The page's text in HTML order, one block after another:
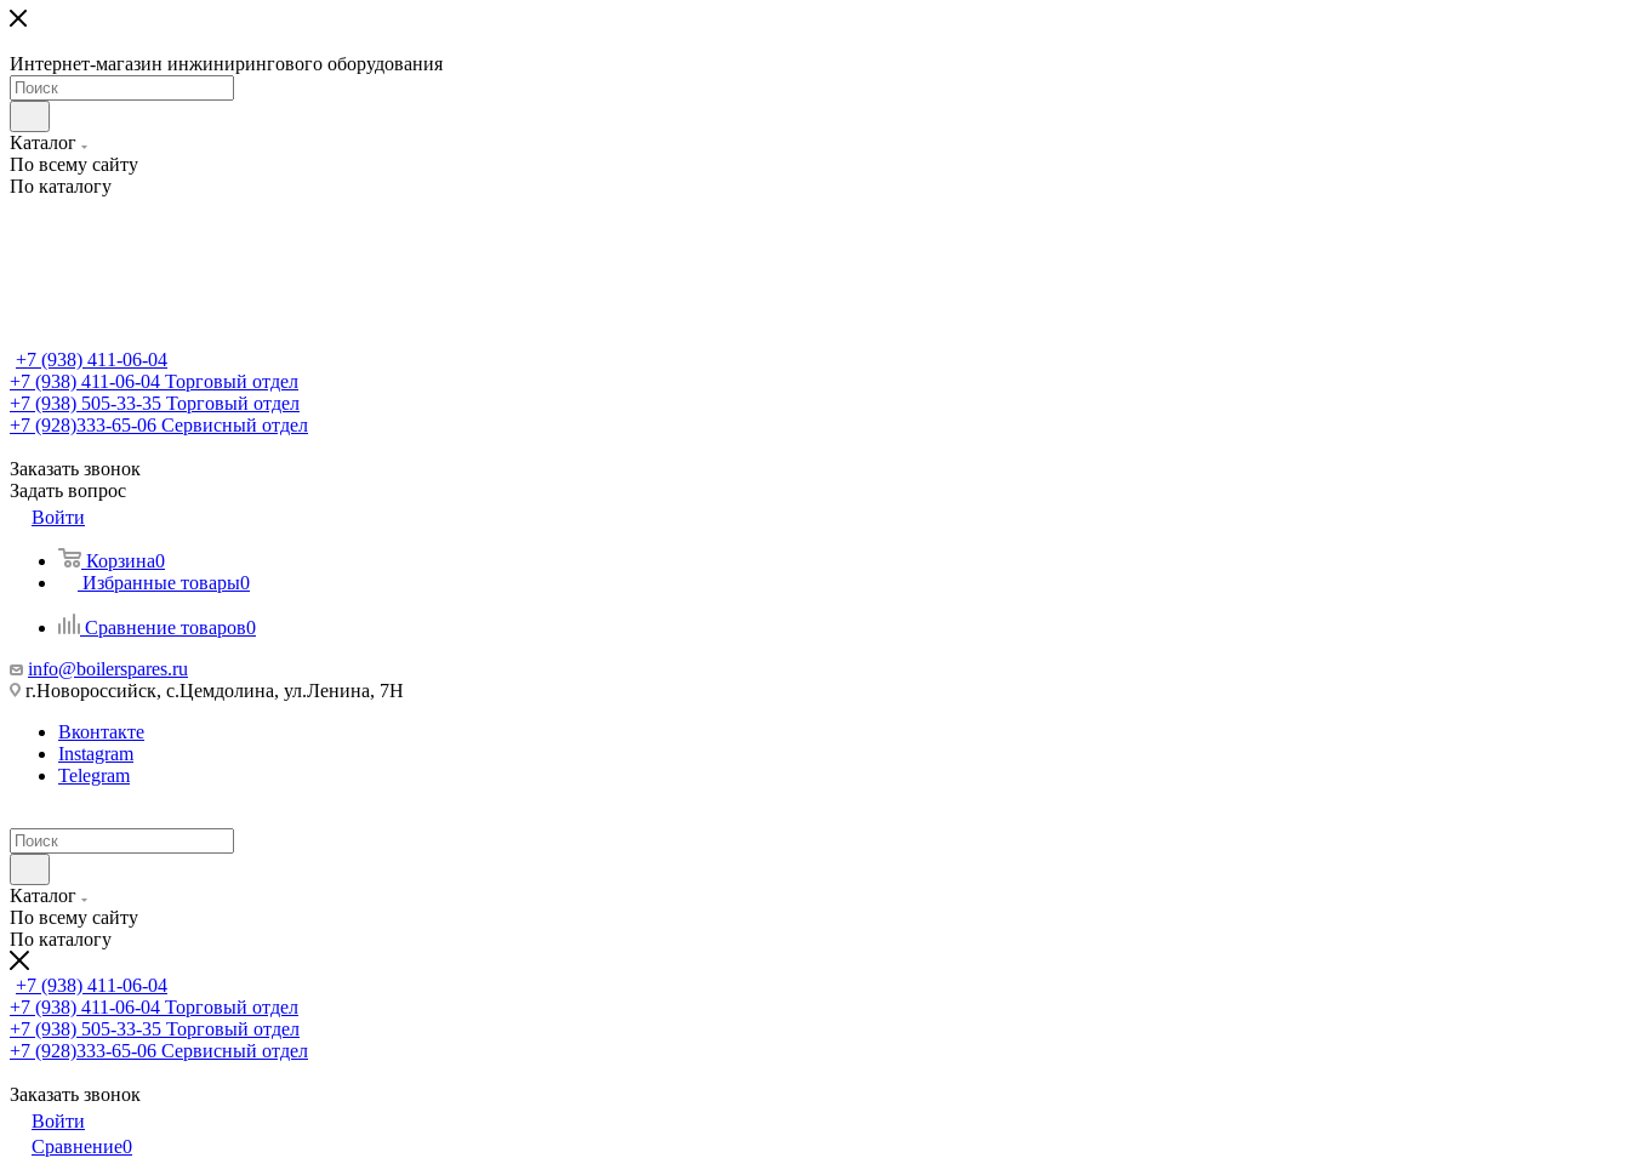
Интернет-магазин инжинирингового оборудования
Каталог
По всему сайту
По каталогу
+7 (938) 411-06-04
+7 (938) 411-06-04 Торговый отдел
+7 (938) 505-33-35 Торговый отдел
+7 (928)333-65-06 Сервисный отдел
Заказать звонок
Задать вопрос
Войти
Корзина0
Избранные товары0
Сравнение товаров0
info@boilerspares.ru
г.Новороссийск, с.Цемдолина, ул.Ленина, 7Н
Вконтакте
Instagram
Telegram
Каталог
По всему сайту
По каталогу
+7 (938) 411-06-04
+7 (938) 411-06-04 Торговый отдел
+7 (938) 505-33-35 Торговый отдел
+7 (928)333-65-06 Сервисный отдел
Заказать звонок
Войти
Сравнение0